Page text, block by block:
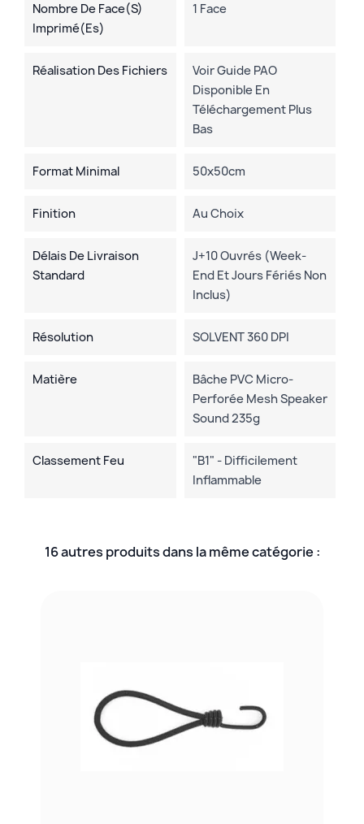
Nombre De Face(s)
Imprimé(es)
1 Face
Réalisation Des Fichiers
Voir Guide PAO
Disponible En
Téléchargement Plus
Bas
Format Minimal 50x50cm
Finition Au Choix
Délais De Livraison
Standard
J+10 Ouvrés (week-
End Et Jours Fériés Non
Inclus)
Résolution SOLVENT 360 DPI
Matière
Bâche PVC Micro-
Perforée Mesh Speaker
Sound 235g
Classement Feu
"B1" - Difficilement
Inflammable
16 autres produits dans la même catégorie :